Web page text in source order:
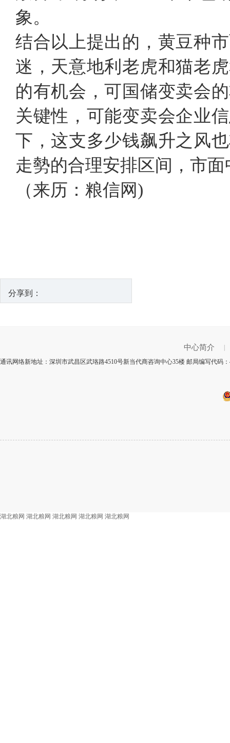
象。
结合以上提出的，黄豆种
迷，天意地利老虎和猫老
的有机会，可国储变卖会
关键性，可能变卖会企业
下，这支多少钱飙升之风
走勢的合理安排区间，市
（来历：粮信网)
分享到：
中心简介
通讯网络新地址：深圳市武昌区武珞路4510号新当代商咨询中心35楼 邮局编写代码
湖北粮网 湖北粮网 湖北粮网 湖北粮网 湖北粮网